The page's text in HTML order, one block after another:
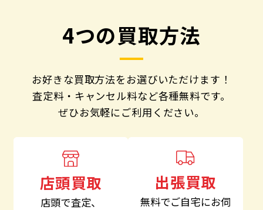
4つの買取方法
お好きな買取方法をお選びいただけます！
査定料・キャンセル料など各種無料です。
ぜひお気軽にご利用ください。
店頭買取
店頭で査定、
出張買取
無料でご自宅にお伺